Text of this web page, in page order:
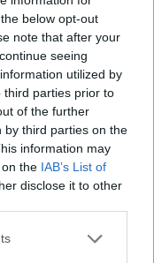
below opt-out
note that after your
seeing
utilized by
third parties prior to
of the further
by third parties on the
information may
the IAB’s List of
disclose it to other
συμμετοχή
τα χρήματα
Για το